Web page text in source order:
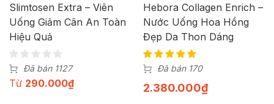
Slimtosen Extra – Viên
Uống Giảm Cân An Toàn
Hiệu Quả
Đã bán 1127
Từ 290.000₫
Hebora Collagen Enrich –
Nước Uống Hoa Hồng
Đẹp Da Thon Dáng
Đã bán 170
2.380.000₫